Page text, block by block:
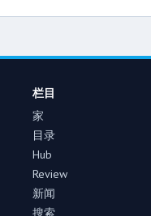
栏目
家
目录
Hub
Review
新闻
搜索